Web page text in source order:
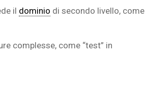
il dominio di secondo livello, come
complesse, come “test” in